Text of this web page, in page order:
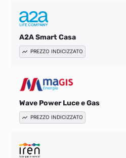
A2A Smart Casa
PREZZO INDICIZZATO
Wave Power Luce e Gas
PREZZO INDICIZZATO